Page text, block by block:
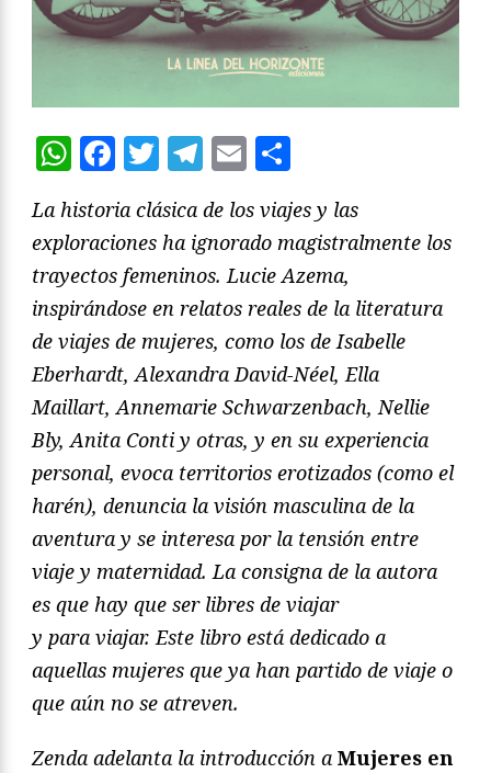
WhatsApp
Facebook
Twitter
Telegram
Email
La historia clásica de los viajes y las
exploraciones ha ignorado magistralmente los
trayectos femeninos. Lucie Azema,
inspirándose en relatos reales de la literatura
de viajes de mujeres, como los de Isabelle
Eberhardt, Alexandra David-Néel, Ella
Maillart, Annemarie Schwarzenbach, Nellie
Bly, Anita Conti y otras, y en su experiencia
personal, evoca territorios erotizados (como el
harén), denuncia la visión masculina de la
aventura y se interesa por la tensión entre
viaje y maternidad. La consigna de la autora
es que hay que ser libres de viajar
y para viajar. Este libro está dedicado a
aquellas mujeres que ya han partido de viaje o
que aún no se atreven.
Zenda adelanta la introducción a Mujeres en